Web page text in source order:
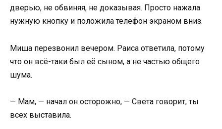
дверью, не обвиняя, не доказывая. Просто нажала
нужную кнопку и положила телефон экраном вниз.
Миша перезвонил вечером. Раиса ответила, потому
что он всё-таки был её сыном, а не частью общего
шума.
— Мам, — начал он осторожно, — Света говорит, ты
всех выставила.